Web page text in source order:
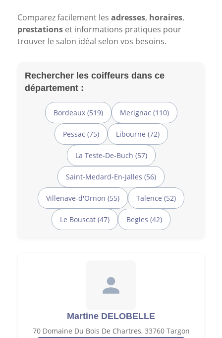
Comparez facilement les adresses, horaires,
prestations et informations pratiques pour
trouver le salon idéal selon vos besoins.
Rechercher les coiffeurs dans ce
département :
Bordeaux (519) Merignac (110)
Pessac (75) Libourne (72)
La Teste-De-Buch (57)
Saint-Medard-En-Jalles (56)
Villenave-d'Ornon (55) Talence (52)
Le Bouscat (47) Begles (42)
Martine DELOBELLE
70 Domaine Du Bois De Chartres, 33760 Targon